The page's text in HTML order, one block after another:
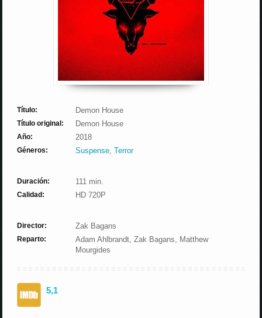
Título: Demon House
Título original: Demon House
Año: 2018
Géneros: Suspense,Terror
Duración: 111 min.
Calidad: HD 720P
Director: Zak Bagans
Reparto:
Adam Ahlbrandt, Zak Bagans, Matthew
Mourgides
5,1